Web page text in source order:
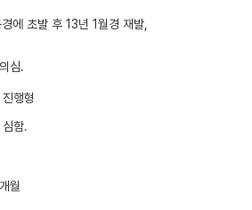
에 초발 후 13년 1월경 재발,
심.
행형
함.
월